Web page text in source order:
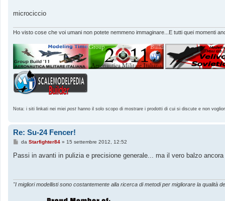
microciccio
Ho visto cose che voi umani non potete nemmeno immaginare...E tutti quei momenti
Nota: i siti linkati nei miei post hanno il solo scopo di mostrare i prodotti di cui si discute e non
Re: Su-24 Fencer!
M
s
s
i
da Starfighter84» 15 settembre 2012, 12:52
Passi in avanti in pulizia e precisione generale... ma il vero balzo
"I migliori modellisti sono costantemente alla ricerca di metodi per migliorare la qualità